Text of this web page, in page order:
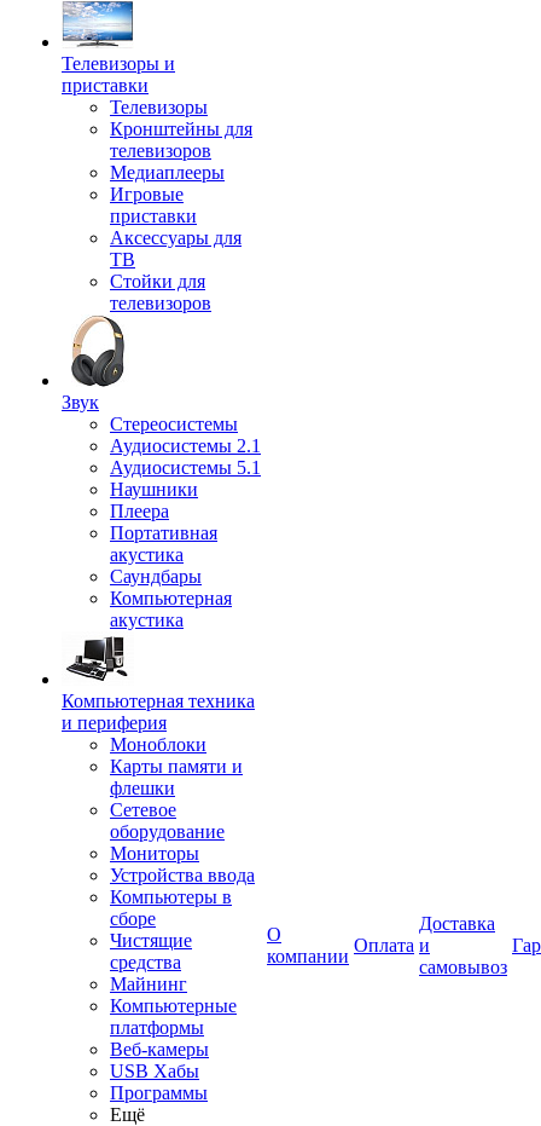
Телевизоры и
приставки
Телевизоры
Кронштейны для
телевизоров
Медиаплееры
Игровые
приставки
Аксессуары для
ТВ
Стойки для
телевизоров
Звук
Стереосистемы
Аудиосистемы 2.1
Аудиосистемы 5.1
Наушники
Плеера
Портативная
акустика
Саундбары
Компьютерная
акустика
Компьютерная техника
и периферия
Моноблоки
Карты памяти и
флешки
Сетевое
оборудование
Мониторы
Устройства ввода
Компьютеры в
сборе
Чистящие
средства
Майнинг
Компьютерные
платформы
Веб-камеры
USB Хабы
Программы
Ещё
О
компании
Оплата
Доставка
и
самовывоз